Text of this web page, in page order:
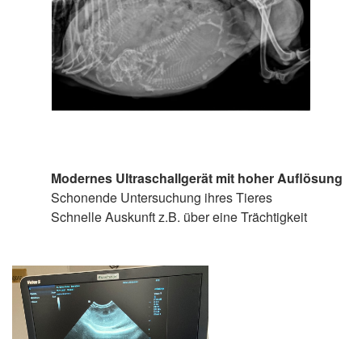
Modernes Ultraschallgerät mit hoher Auflösung
Schonende Untersuchung ihres Tieres
Schnelle Auskunft z.B. über eine Trächtigkeit